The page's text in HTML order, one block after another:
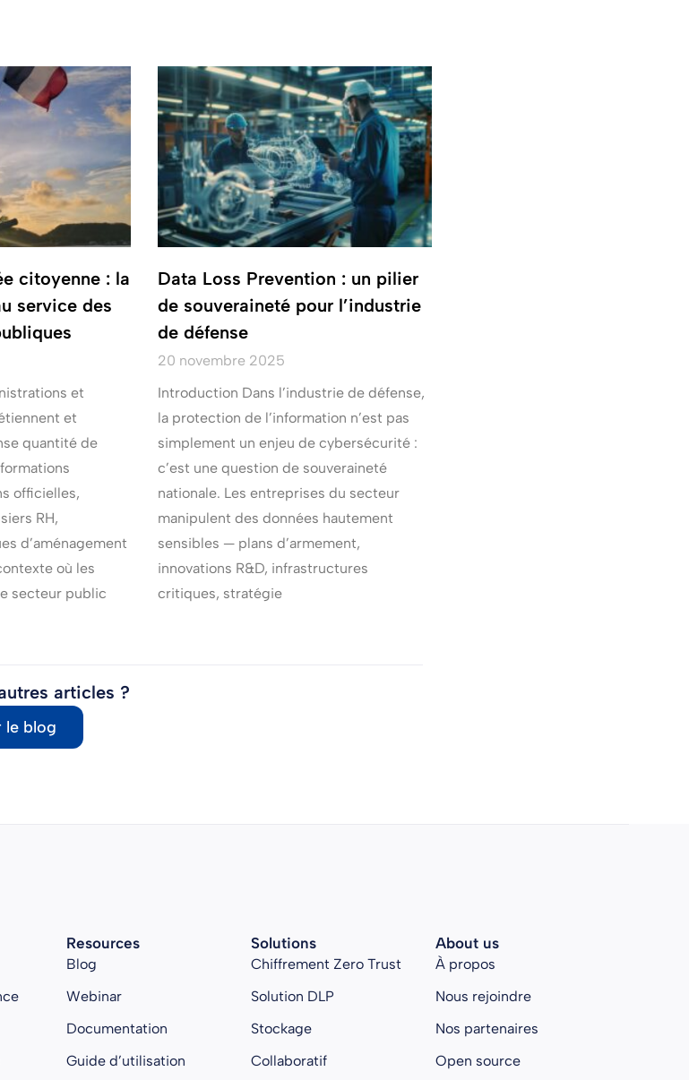
citoyenne : la
service des
et
et
quantité de
officielles,
RH,
d’aménagement
où les
secteur public
Data Loss Prevention : un pilier
de souveraineté pour l’industrie
de défense
20 novembre 2025
Introduction Dans l’industrie de défense,
la protection de l’information n’est pas
simplement un enjeu de cybersécurité :
c’est une question de souveraineté
nationale. Les entreprises du secteur
manipulent des données hautement
sensibles — plans d’armement,
innovations R&D, infrastructures
critiques, stratégie
articles ?
le blog
Resources
Blog
Webinar
Documentation
Guide d’utilisation
Solutions
Chiffrement Zero Trust
Solution DLP
Stockage
Collaboratif
About us
À propos
Nous rejoindre
Nos partenaires
Open source